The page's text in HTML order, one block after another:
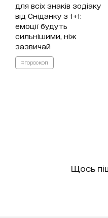
для всіх знаків зодіаку
від Сніданку з 1+1:
емоції будуть
сильнішими, ніж
зазвичай
#гороскоп
Щось